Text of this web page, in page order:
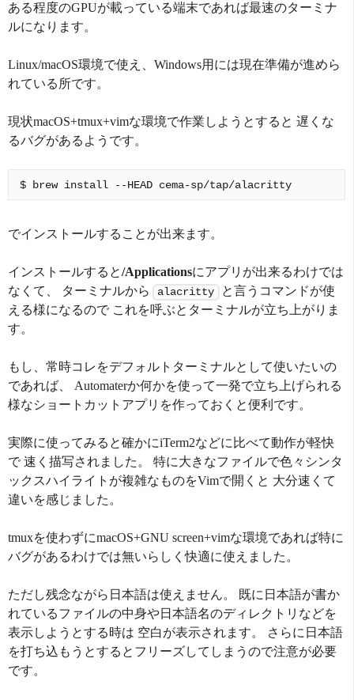
ある程度のGPUが載っている端末であれば最速のターミナ
ルになります。
Linux/macOS環境で使え、Windows用には現在準備が進めら
れている所です。
現状macOS+tmux+vimな環境で作業しようとすると 遅くな
るバグがあるようです。
でインストールすることが出来ます。
インストールすると/Applicationsにアプリが出来るわけでは
なくて、 ターミナルから
alacritty
と言うコマンドが使
える様になるので これを呼ぶとターミナルが立ち上がりま
す。
もし、常時コレをデフォルトターミナルとして使いたいの
であれば、 Automaterか何かを使って一発で立ち上げられる
様なショートカットアプリを作っておくと便利です。
実際に使ってみると確かにiTerm2などに比べて動作が軽快
で 速く描写されました。 特に大きなファイルで色々シンタ
ックスハイライトが複雑なものをVimで開くと 大分速くて
違いを感じました。
tmuxを使わずにmacOS+GNU screen+vimな環境であれば特に
バグがあるわけでは無いらしく快適に使えました。
ただし残念ながら日本語は使えません。 既に日本語が書か
れているファイルの中身や日本語名のディレクトリなどを
表示しようとする時は 空白が表示されます。 さらに日本語
を打ち込もうとするとフリーズしてしまうので注意が必要
です。